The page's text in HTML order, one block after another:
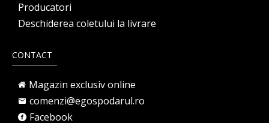
Producatori
Deschiderea coletului la livrare
CONTACT
Magazin exclusiv online
comenzi@egospodarul.ro
Facebook